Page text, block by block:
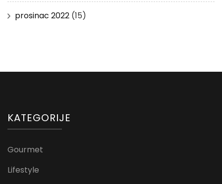
prosinac 2022 (15)
KATEGORIJE
Gourmet
Lifestyle